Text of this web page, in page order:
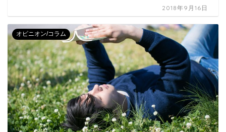
2018年9月16日
オピニオン/コラム